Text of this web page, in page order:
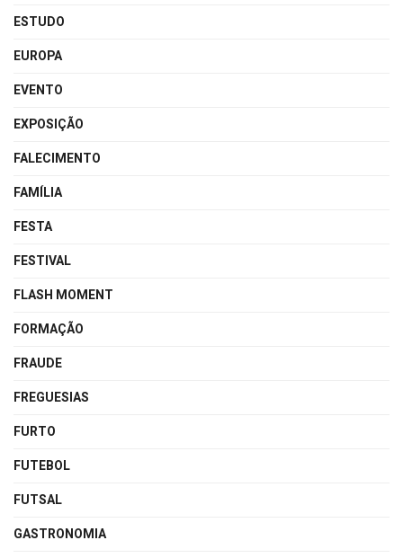
ESTUDO
EUROPA
EVENTO
EXPOSIÇÃO
FALECIMENTO
FAMÍLIA
FESTA
FESTIVAL
FLASH MOMENT
FORMAÇÃO
FRAUDE
FREGUESIAS
FURTO
FUTEBOL
FUTSAL
GASTRONOMIA